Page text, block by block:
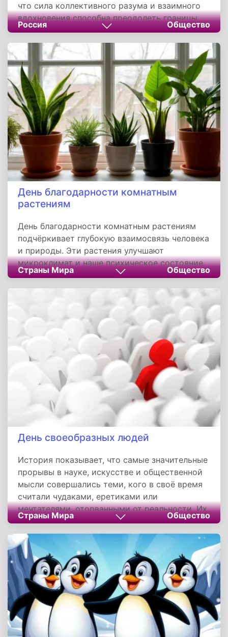
что сила коллективного разума и взаимного
вдохновения способна преодолеть границы
индивидуального таланта. Отмечая его,
общество признает ценность сотрудничества,
уважения к соратнику и той магии, которая
рождается, когда творческие усилия
сливаются воедино для достижения общей
высокой цели.
Россия Общество
День благодарности комнатным
растениям
День благодарности комнатным растениям
подчёркивает глубокую взаимосвязь человека
и природы. Эти растения улучшают
микроклимат и наше психическое состояние.
Праздник призывает ответить на их тихую
поддержку вниманием и заботой, что
особенно актуально в начале года, когда
закладывается основа для их весеннего роста
и цветения.
Страны Мира Общество
День своеобразных людей
История показывает, что самые значительные
прорывы в науке, искусстве и общественной
мысли совершались теми, кого в своё время
считали чудаками, еретиками или
мечтателями, оторванными от реальности. Их
внутренняя свобода и готовность мыслить
иначе стали катализатором перемен для всего
человечества. В современном мире,
разрывающемся между культом уникальности
и давлением конформизма, этот день
напоминает о том, что подлинное
своеобразие — это редкий дар, который
нуждается не в осуждении, а в бережном
отношении и понимании. Праздник призывает
нас быть терпимее к инаковости — как в
Страны Мира Общество